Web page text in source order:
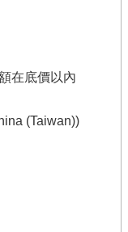
在底價以內
(Taiwan))